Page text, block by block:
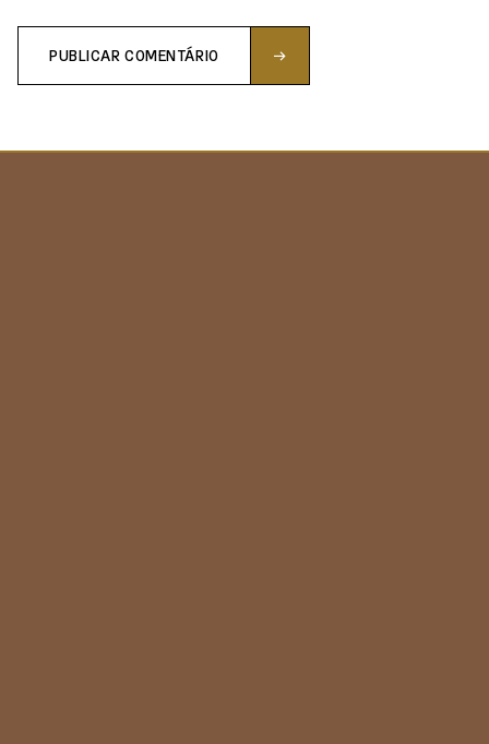
PUBLICAR COMENTÁRIO